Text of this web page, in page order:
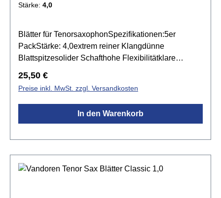
Stärke: 4,0
Blätter für TenorsaxophonSpezifikationen:5er
PackStärke: 4,0extrem reiner Klangdünne
Blattspitzesolider Schafthohe Flexibilitätklare
Regulärer Preis:
25,50 €
Preise inkl. MwSt. zzgl. Versandkosten
In den Warenkorb